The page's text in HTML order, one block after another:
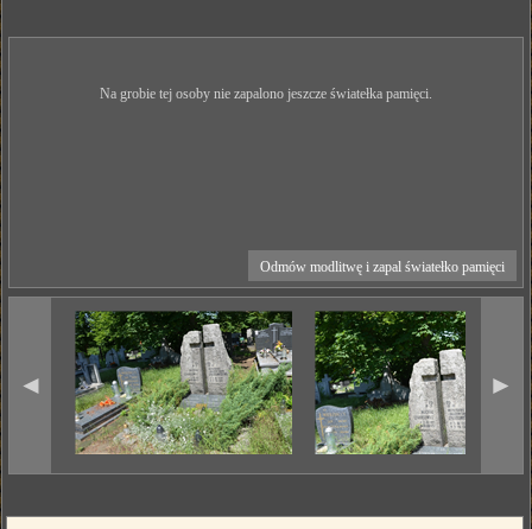
Na grobie tej osoby nie zapalono jeszcze światełka pamięci.
Odmów modlitwę i zapal światełko pamięci
◄ ►